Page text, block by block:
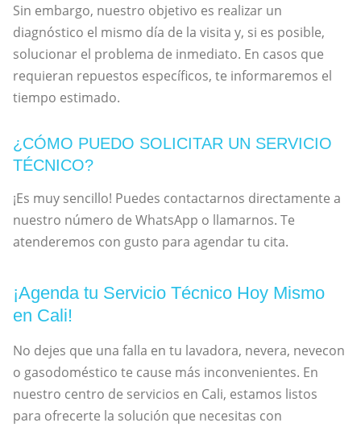
Sin embargo, nuestro objetivo es realizar un
diagnóstico el mismo día de la visita y, si es posible,
solucionar el problema de inmediato. En casos que
requieran repuestos específicos, te informaremos el
tiempo estimado.
¿CÓMO PUEDO SOLICITAR UN SERVICIO
TÉCNICO?
¡Es muy sencillo! Puedes contactarnos directamente a
nuestro número de WhatsApp o llamarnos. Te
atenderemos con gusto para agendar tu cita.
¡Agenda tu Servicio Técnico Hoy Mismo
en Cali!
No dejes que una falla en tu lavadora, nevera, nevecon
o gasodoméstico te cause más inconvenientes. En
nuestro centro de servicios en Cali, estamos listos
para ofrecerte la solución que necesitas con